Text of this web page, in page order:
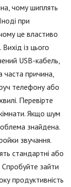
чому шиплять
при
це властиво
із цього
USB-кабель,
причина,
телефону або
Перевірте
Якщо шум
знайдена.
звучання.
стандартні або
Спробуйте зайти
продуктивність